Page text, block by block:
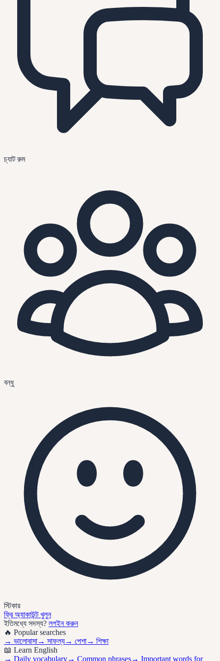
চ্যাট রুম
বন্ধু
স্টিকার
ফ্রি অ্যাকাউন্ট খুলুন
ইতিমধ্যে সদস্য? লগইন করুন
🔥 Popular searches
→ ভালোবাসা→ সাফল্য→ পেশা→ শিক্ষা
📖 Learn English
→ Daily vocabulary→ Common phrases→ Important words for